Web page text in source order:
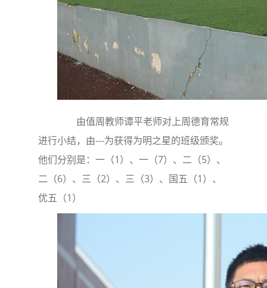
由值周教师谭平老师对上周德育常规
进行小结，由---为获得为明之星的班级颁奖。
他们分别是：一（1）、一（7）、二（5）、
二（6）、三（2）、三（3）、国五（1）、
优五（1）